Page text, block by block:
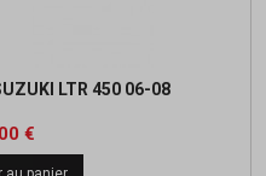
LTR 450 06-08
€Prix
de